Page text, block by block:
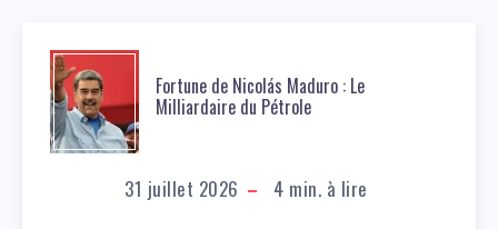
Fortune de Nicolás Maduro : Le
Milliardaire du Pétrole
31 juillet 2026 4 min. à lire